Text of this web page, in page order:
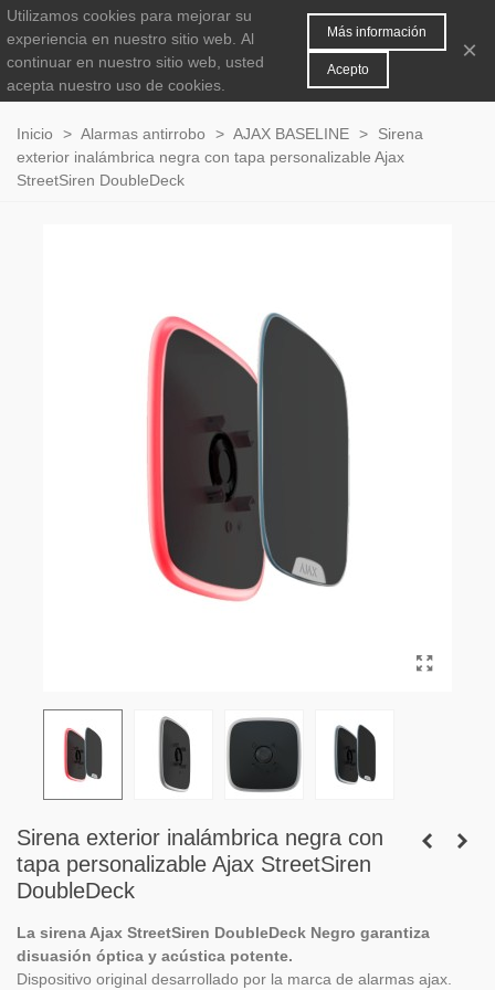
0
Inicio > Alarmas antirrobo > AJAX BASELINE >
Sirena
exterior inalámbrica negra con tapa personalizable Ajax
StreetSiren DoubleDeck
Sirena exterior inalámbrica negra con
tapa personalizable Ajax StreetSiren
DoubleDeck
La sirena Ajax StreetSiren DoubleDeck Negro garantiza
disuasión óptica y acústica potente.
Dispositivo original desarrollado por la marca de alarmas ajax.
Utilizamos cookies para mejorar su
experiencia en nuestro sitio web. Al
continuar en nuestro sitio web, usted
acepta nuestro uso de cookies.
Más información
Acepto
×